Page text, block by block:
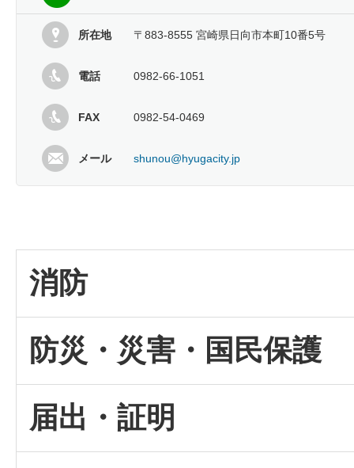
所在地 〒883-8555 宮崎県日向市本町10番5号
電話 0982-66-1051
FAX 0982-54-0469
メール shunou@hyugacity.jp
消防
防災・災害・国民保護
届出・証明